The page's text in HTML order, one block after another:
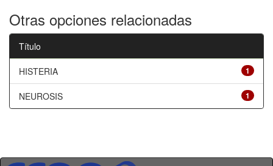
Otras opciones relacionadas
Título
1
HISTERIA
1
NEUROSIS